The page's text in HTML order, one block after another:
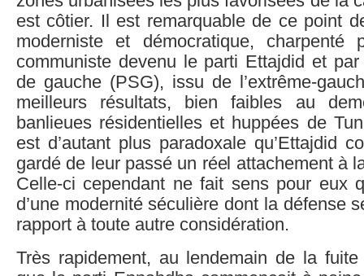
est côtier. Il est remarquable de ce point
moderniste et démocratique, charpenté
communiste devenu le parti Ettajdid et
de gauche (PSG), issu de l’extrême-
meilleurs résultats, bien faibles au
banlieues résidentielles et huppées de
est d’autant plus paradoxale qu’Ettajdid
gardé de leur passé un réel attachement à
Celle-ci cependant ne fait sens pour eux
d’une modernité séculière dont la défense
rapport à toute autre considération.
Très rapidement, au lendemain de la